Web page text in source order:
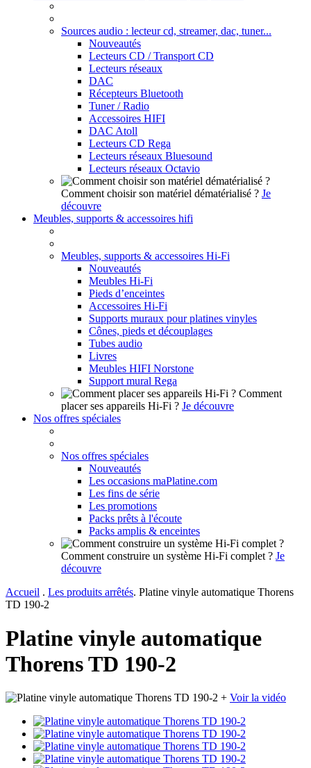
Sources audio : lecteur cd, streamer, dac, tuner...
Nouveautés
Lecteurs CD / Transport CD
Lecteurs réseaux
DAC
Récepteurs Bluetooth
Tuner / Radio
Accessoires HIFI
DAC Atoll
Lecteurs CD Rega
Lecteurs réseaux Bluesound
Lecteurs réseaux Octavio
Comment choisir son matériel dématérialisé ? Je
découvre
Meubles, supports & accessoires hifi
Meubles, supports & accessoires Hi-Fi
Nouveautés
Meubles Hi-Fi
Pieds d’enceintes
Accessoires Hi-Fi
Supports muraux pour platines vinyles
Cônes, pieds et découplages
Tubes audio
Livres
Meubles HIFI Norstone
Support mural Rega
Comment
placer ses appareils Hi-Fi ? Je découvre
Nos offres spéciales
Nos offres spéciales
Nouveautés
Les occasions maPlatine.com
Les fins de série
Les promotions
Packs prêts à l'écoute
Packs amplis & enceintes
Comment construire un système Hi-Fi complet ? Je
découvre
Accueil . Les produits arrêtés. Platine vinyle automatique Thorens
TD 190-2
Platine vinyle automatique
Thorens TD 190-2
+ Voir la vidéo